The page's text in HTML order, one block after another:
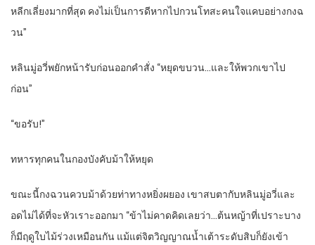
หลีกเลี่ยงมากที่สุด คงไม่เป็นการดีหากไปกวนโทสะคนใจแคบอย่างกงฉ
วน”
หลินมู่อวี่พยักหน้ารับก่อนออกคำสั่ง “หยุดขบวน…และให้พวกเขาไป
ก่อน”
“ขอรับ!”
ทหารทุกคนในกองบังคับม้าให้หยุด
ขณะนี้กงฉวนควบม้าด้วยท่าทางหยิ่งผยอง เขาสบตากับหลินมู่อวี่และ
อดไม่ได้ที่จะหัวเราะออกมา “ข้าไม่คาดคิดเลยว่า…ต้นหญ้าที่เปราะบาง
ก็มีฤดูใบไม้ร่วงเหมือนกัน แม้แต่จิตวิญญาณน้ำเต้าระดับสิบก็ยังเข้า